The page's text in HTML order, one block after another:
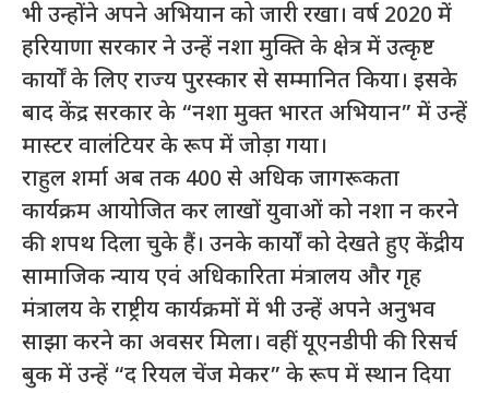
भी उन्होंने अपने अभियान को जारी रखा। वर्ष 2020 में
हरियाणा सरकार ने उन्हें नशा मुक्ति के क्षेत्र में उत्कृष्ट
कार्यों के लिए राज्य पुरस्कार से सम्मानित किया। इसके
बाद केंद्र सरकार के “नशा मुक्त भारत अभियान” में उन्हें
मास्टर वालंटियर के रूप में जोड़ा गया।
राहुल शर्मा अब तक 400 से अधिक जागरूकता
कार्यक्रम आयोजित कर लाखों युवाओं को नशा न करने
की शपथ दिला चुके हैं। उनके कार्यों को देखते हुए केंद्रीय
सामाजिक न्याय एवं अधिकारिता मंत्रालय और गृह
मंत्रालय के राष्ट्रीय कार्यक्रमों में भी उन्हें अपने अनुभव
साझा करने का अवसर मिला। वहीं यूएनडीपी की रिसर्च
बुक में उन्हें “द रियल चेंज मेकर” के रूप में स्थान दिया